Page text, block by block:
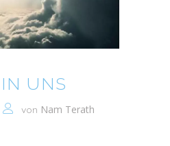
UNS
von Nam Terath